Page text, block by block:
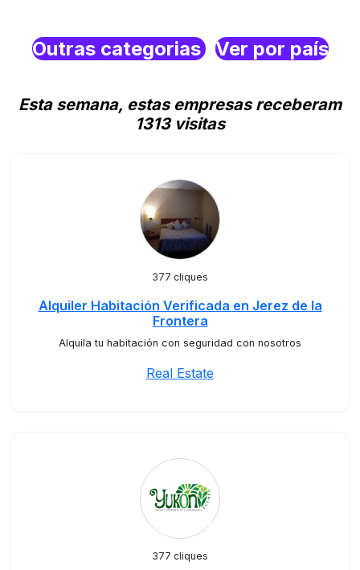
Outras categorias Ver por país
Esta semana, estas empresas receberam
1313 visitas
377 cliques
Alquiler Habitación Verificada en Jerez de la
Frontera
Alquila tu habitación con seguridad con nosotros
Real Estate
377 cliques